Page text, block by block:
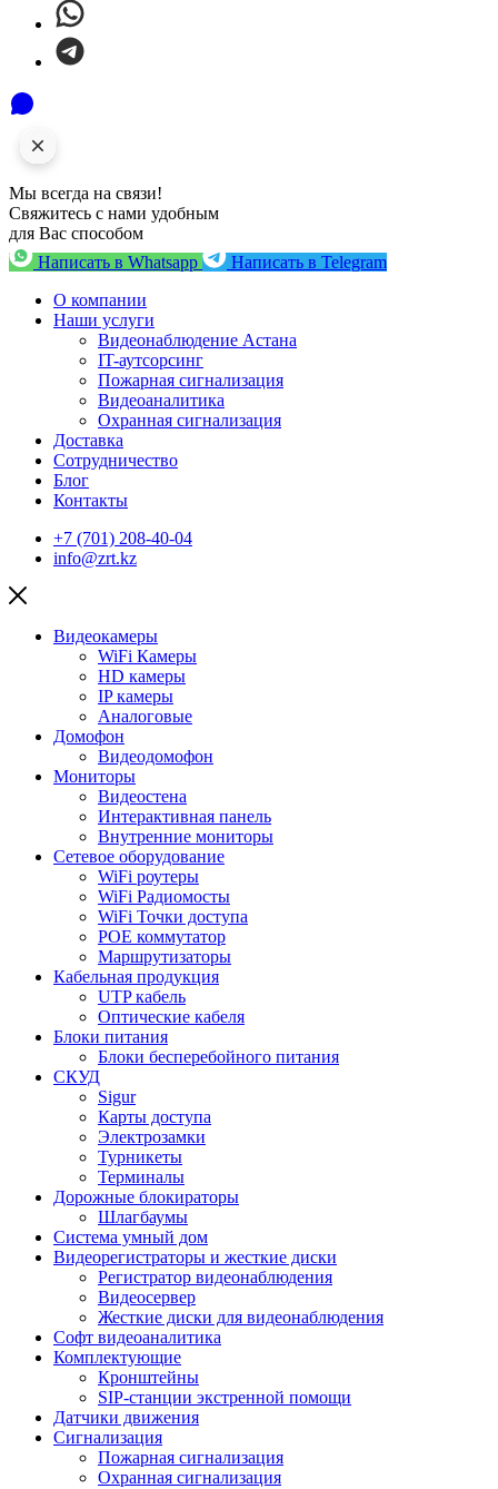
Мы всегда на связи!
Свяжитесь с нами удобным
для Вас способом
Написать в Whatsapp
Написать в Telegram
О компании
Наши услуги
Видеонаблюдение Астана
IT-аутсорсинг
Пожарная сигнализация
Видеоаналитика
Охранная сигнализация
Доставка
Сотрудничество
Блог
Контакты
+7 (701) 208-40-04
info@zrt.kz
Видеокамеры
WiFi Камеры
HD камеры
IP камеры
Аналоговые
Домофон
Видеодомофон
Мониторы
Видеостена
Интерактивная панель
Внутренние мониторы
Сетевое оборудование
WiFi роутеры
WiFi Радиомосты
WiFi Точки доступа
POE коммутатор
Маршрутизаторы
Кабельная продукция
UTP кабель
Оптические кабеля
Блоки питания
Блоки бесперебойного питания
СКУД
Sigur
Карты доступа
Электрозамки
Турникеты
Терминалы
Дорожные блокираторы
Шлагбаумы
Cистема умный дом
Видеорегистраторы и жесткие диски
Регистратор видеонаблюдения
Видеосервер
Жесткие диски для видеонаблюдения
Софт видеоаналитика
Комплектующие
Кронштейны
SIP-станции экстренной помощи
Датчики движения
Сигнализация
Пожарная сигнализация
Охранная сигнализация